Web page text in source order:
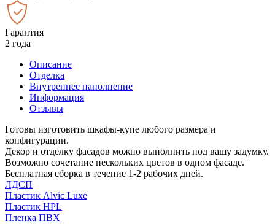
Гарантия
2 года
Описание
Отделка
Внутреннее наполнение
Информация
Отзывы
Готовы изготовить шкафы-купе любого размера и
конфигурации.
Декор и отделку фасадов можно выполнить под вашу задумку.
Возможно сочетание нескольких цветов в одном фасаде.
Бесплатная сборка в течение 1-2 рабочих дней.
ЛДСП
Пластик Alvic Luxe
Пластик HPL
Пленка ПВХ